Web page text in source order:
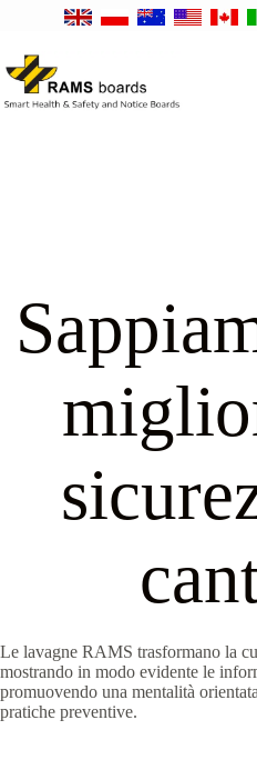
Le lavagne RAMS trasformano la
mostrando in modo evidente le
promuovendo una mentalità
pratiche preventive.